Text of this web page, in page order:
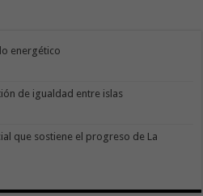
energético
de igualdad entre islas
que sostiene el progreso de La